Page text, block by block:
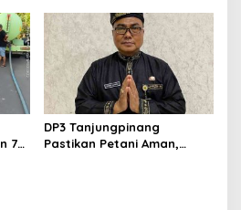
distributor
75
DP3 Tanjungpinang
Pastikan Petani Aman,